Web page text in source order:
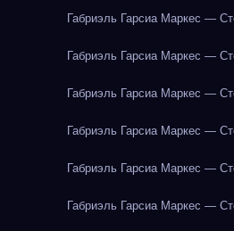
Габриэль Гарсиа Маркес —
Габриэль Гарсиа Маркес —
Габриэль Гарсиа Маркес —
Габриэль Гарсиа Маркес —
Габриэль Гарсиа Маркес —
Габриэль Гарсиа Маркес —